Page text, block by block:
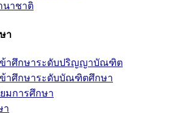
นาชาติ
า
ข้าศึกษาระดับปริญญาบัณฑิต
ข้าศึกษาระดับบัณฑิตศึกษา
มการศึกษา
า